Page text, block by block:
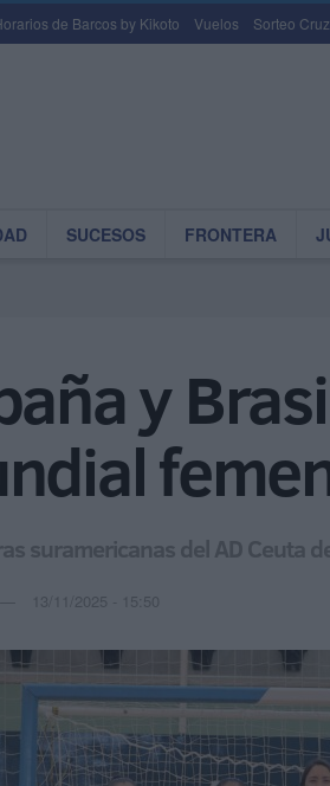
de Barcos by Kikoto Vuelos Sorteo
SUCESOS FRONTERA
y
suramericanas del AD Ceuta
13/11/2025 - 15:50